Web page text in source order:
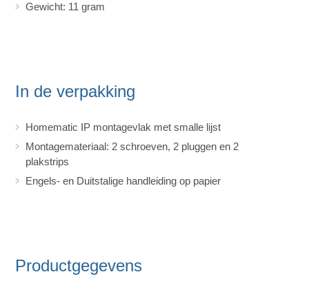
Gewicht: 11 gram
In de verpakking
Homematic IP montagevlak met smalle lijst
Montagemateriaal: 2 schroeven, 2 pluggen en 2
plakstrips
Engels- en Duitstalige handleiding op papier
Productgegevens